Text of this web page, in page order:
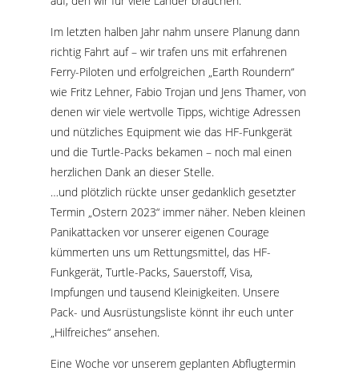
Im letzten halben Jahr nahm unsere Planung dann
richtig Fahrt auf – wir trafen uns mit erfahrenen
Ferry-Piloten und erfolgreichen „Earth Roundern“
wie Fritz Lehner, Fabio Trojan und Jens Thamer, von
denen wir viele wertvolle Tipps, wichtige Adressen
und nützliches Equipment wie das HF-Funkgerät
und die Turtle-Packs bekamen – noch mal einen
herzlichen Dank an dieser Stelle.
…und plötzlich rückte unser gedanklich gesetzter
Termin „Ostern 2023“ immer näher. Neben kleinen
Panikattacken vor unserer eigenen Courage
kümmerten uns um Rettungsmittel, das HF-
Funkgerät, Turtle-Packs, Sauerstoff, Visa,
Impfungen und tausend Kleinigkeiten. Unsere
Pack- und Ausrüstungsliste könnt ihr euch unter
„Hilfreiches“ ansehen.
Eine Woche vor unserem geplanten Abflugtermin